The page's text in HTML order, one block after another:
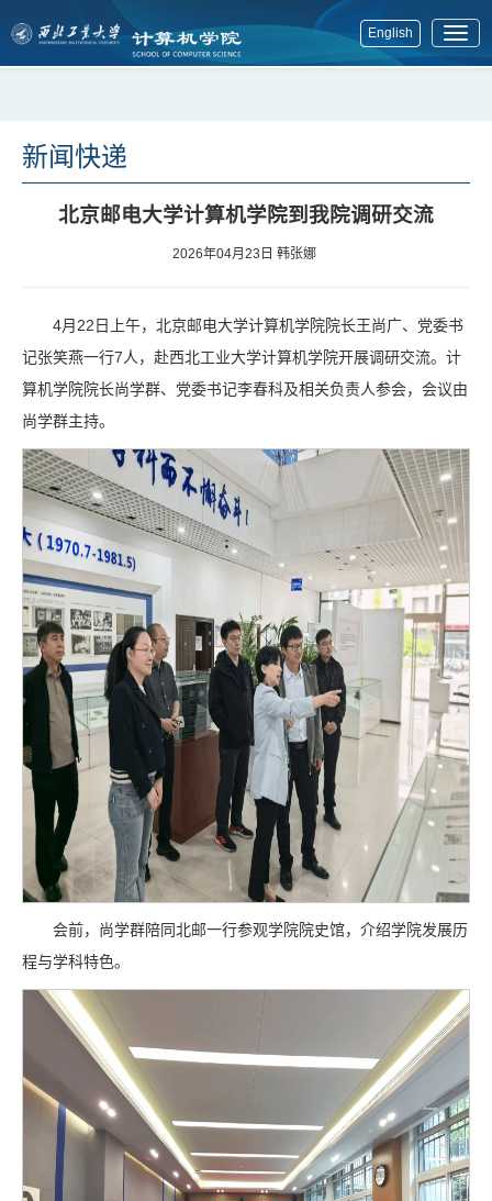
English
展
新闻快递
北京邮电大学计算机学院到我院调研交流
2026年04月23日 韩张娜
4月22日上午，北京邮电大学计算机学院院长王尚广、党委书
记张笑燕一行7人，赴西北工业大学计算机学院开展调研交流。计
算机学院院长尚学群、党委书记李春科及相关负责人参会，会议由
尚学群主持。
会前，尚学群陪同北邮一行参观学院院史馆，介绍学院发展历
程与学科特色。